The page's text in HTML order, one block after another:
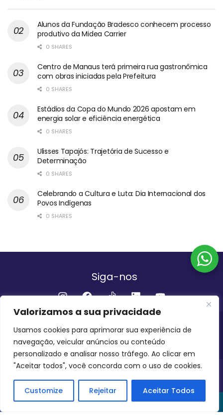
Valorizamos a sua privacidade
Usamos cookies para aprimorar sua experiência de
navegação, veicular anúncios ou conteúdo
personalizado e analisar nosso tráfego. Ao clicar em
"Aceitar todos", você concorda com o uso de cookies.
Customize Rejeitar Aceitar Todos
Alunos da Fundação Bradesco conhecem processo
produtivo da Midea Carrier
0 SHARES
Centro de Manaus terá primeira rua gastronômica
com obras iniciadas pela Prefeitura
0 SHARES
Estádios da Copa do Mundo 2026 apostam em
energia solar e eficiência energética
0 SHARES
Ulisses Tapajós: Trajetória de Sucesso e
Determinação
0 SHARES
Celebrando a Cultura e Luta: Dia Internacional dos
Povos Indígenas
0 SHARES
Siga-nos
Institucional
QUEM SOMOS FALE CONOSCO
INVEST AMAZÔNIA BRASIL
COPYRIGHT 2024 - 2026